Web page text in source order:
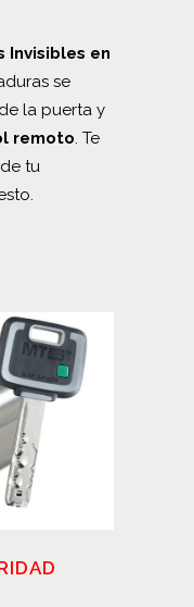
Invisibles en
se
la puerta y
remoto. Te
tu